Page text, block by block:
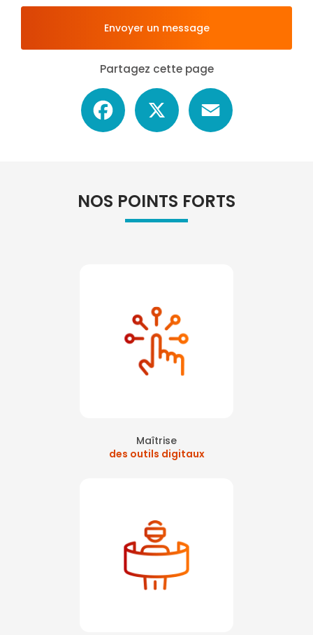
Envoyer un message
Partagez cette page
Facebook
NOS POINTS FORTS
Maîtrise
des outils digitaux